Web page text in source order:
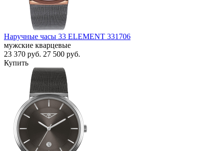
Наручные часы 33 ELEMENT 331706
мужские кварцевые
23 370 руб. 27 500 руб.
Купить